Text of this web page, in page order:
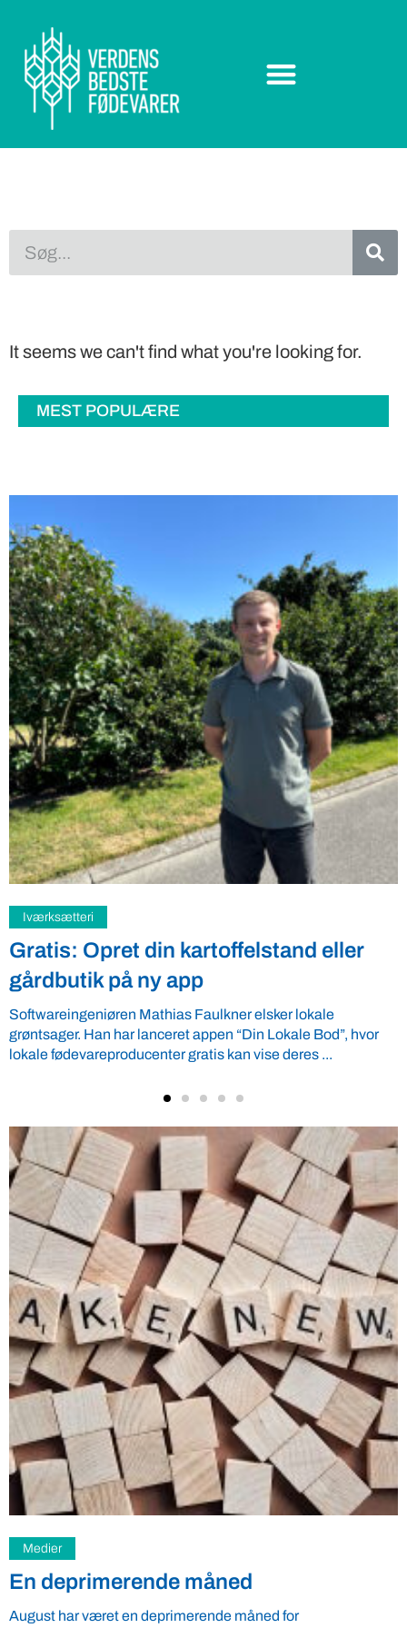
It seems we can't find what you're looking for.
MEST POPULÆRE
Samfund
Fredspligt giver landmænd strategisk
fordel
Arbejdsgiverforeningen GLS-A tilbyder ordnede forhold, som
giver ro i maven til landmænd – også i usikre tider. VBF byder
velkommen ...
Akvakultur
Muslingefoder skal rense dansk
vandmiljø og erstatte importeret soja